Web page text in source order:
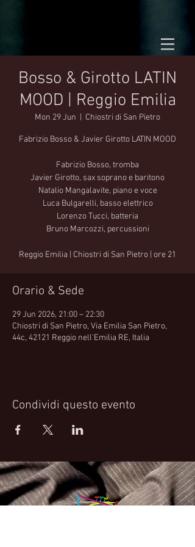
Bosso & Girotto LATIN
MOOD | Reggio Emilia
Mon 29 Jun Chiostri di San Pietro
Fabrizio Bosso & Javier Girotto LATIN MOOD
Fabrizio Bosso, tromba
Javier Girotto, sax soprano e baritono
Natalio Mangalavite, piano e voce
Luca Bulgarelli, basso elettrico
Lorenzo Tucci, batteria
Bruno Marcozzi, percussioni
Reggio Emilia | Chiostri di San Pietro | ore 21
Orario & Sede
29 Jun 2026, 21:00 – 22:30
Chiostri di San Pietro, Via Emilia San Pietro,
44c, 42121 Reggio nell'Emilia RE, Italia
Condividi questo evento